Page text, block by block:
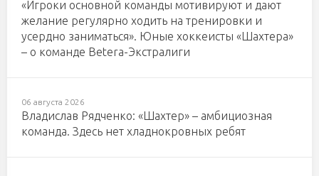
«Игроки основной команды мотивируют и дают
желание регулярно ходить на тренировки и
усердно заниматься». Юные хоккеисты «Шахтера»
– о команде Betera-Экстралиги
06 августа 2026
Владислав Рядченко: «Шахтер» – амбициозная
команда. Здесь нет хладнокровных ребят